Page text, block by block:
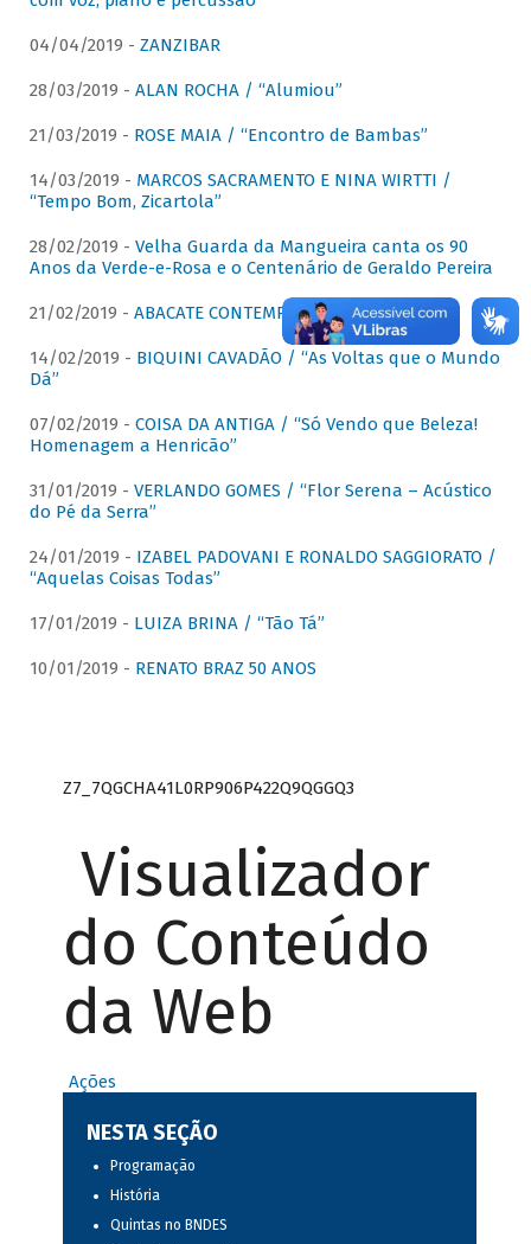
04/04/2019 - ZANZIBAR
28/03/2019 - ALAN ROCHA / “Alumiou”
21/03/2019 - ROSE MAIA / “Encontro de Bambas”
14/03/2019 - MARCOS SACRAMENTO E NINA WIRTTI /
“Tempo Bom, Zicartola”
28/02/2019 - Velha Guarda da Mangueira canta os 90
Anos da Verde-e-Rosa e o Centenário de Geraldo Pereira
21/02/2019 - ABACATE CONTEMPORÂNEO
14/02/2019 - BIQUINI CAVADÃO / “As Voltas que o Mundo
Dá”
07/02/2019 - COISA DA ANTIGA / “Só Vendo que Beleza!
Homenagem a Henricão”
31/01/2019 - VERLANDO GOMES / “Flor Serena – Acústico
do Pé da Serra”
24/01/2019 - IZABEL PADOVANI E RONALDO SAGGIORATO /
“Aquelas Coisas Todas”
17/01/2019 - LUIZA BRINA / “Tão Tá”
10/01/2019 - RENATO BRAZ 50 ANOS
Z7_7QGCHA41L0RP906P422Q9QGGQ3
Visualizador
do Conteúdo
da Web
Ações
NESTA SEÇÃO
Programação
História
Quintas no BNDES